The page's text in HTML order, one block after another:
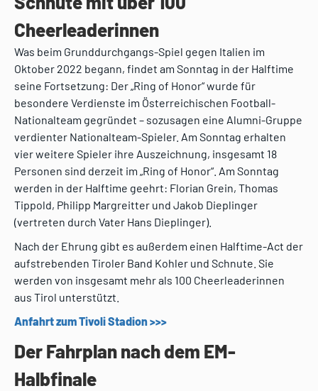
Cheerleaderinnen
Was beim Grunddurchgangs-Spiel gegen Italien im
Oktober 2022 begann, findet am Sonntag in der Halftime
seine Fortsetzung: Der „Ring of Honor“ wurde für
besondere Verdienste im Österreichischen Football-
Nationalteam gegründet – sozusagen eine Alumni-Gruppe
verdienter Nationalteam-Spieler. Am Sonntag erhalten
vier weitere Spieler ihre Auszeichnung, insgesamt 18
Personen sind derzeit im „Ring of Honor“. Am Sonntag
werden in der Halftime geehrt: Florian Grein, Thomas
Tippold, Philipp Margreitter und Jakob Dieplinger
(vertreten durch Vater Hans Dieplinger).
Nach der Ehrung gibt es außerdem einen Halftime-Act der
aufstrebenden Tiroler Band Kohler und Schnute. Sie
werden von insgesamt mehr als 100 Cheerleaderinnen
aus Tirol unterstützt.
Anfahrt zum Tivoli Stadion >>>
Der Fahrplan nach dem EM-
Halbfinale